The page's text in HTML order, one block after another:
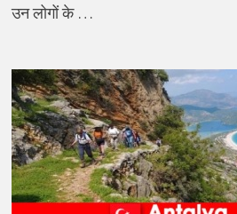
उन लोगों के …